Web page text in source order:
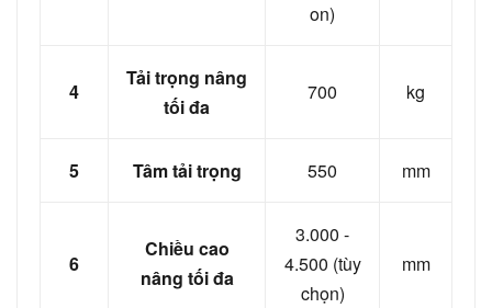
on)
4
Tải trọng nâng
tối đa
700 kg
5 Tâm tải trọng 550 mm
6
Chiều cao
nâng tối đa
3.000 -
4.500 (tùy
chọn)
mm